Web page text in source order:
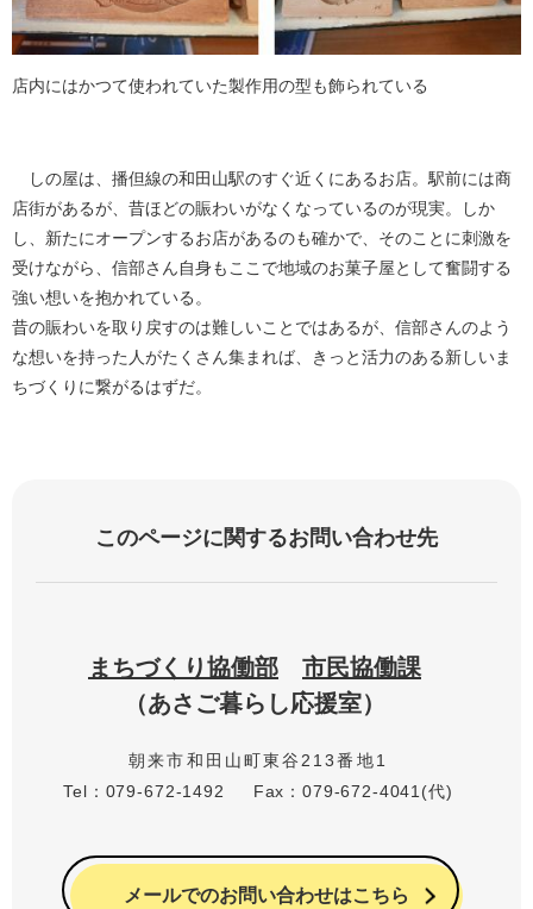
店内にはかつて使われていた製作用の型も飾られている
しの屋は、播但線の和田山駅のすぐ近くにあるお店。駅前には商
店街があるが、昔ほどの賑わいがなくなっているのが現実。しか
し、新たにオープンするお店があるのも確かで、そのことに刺激を
受けながら、信部さん自身もここで地域のお菓子屋として奮闘する
強い想いを抱かれている。
昔の賑わいを取り戻すのは難しいことではあるが、信部さんのよう
な想いを持った人がたくさん集まれば、きっと活力のある新しいま
ちづくりに繋がるはずだ。
このページに関するお問い合わせ先
まちづくり協働部
市民協働課
あさご暮らし応援室
朝来市和田山町東谷213番地1
Tel：079-672-1492
Fax：079-672-4041(代)
メールでのお問い合わせはこちら